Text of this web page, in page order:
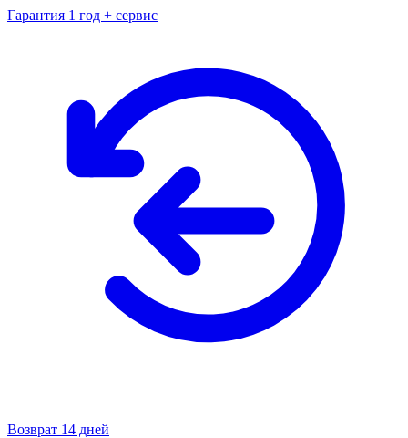
Гарантия 1 год + сервис
Возврат 14 дней